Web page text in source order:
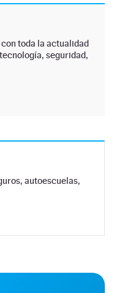
toda la actualidad
seguridad,
autoescuelas,